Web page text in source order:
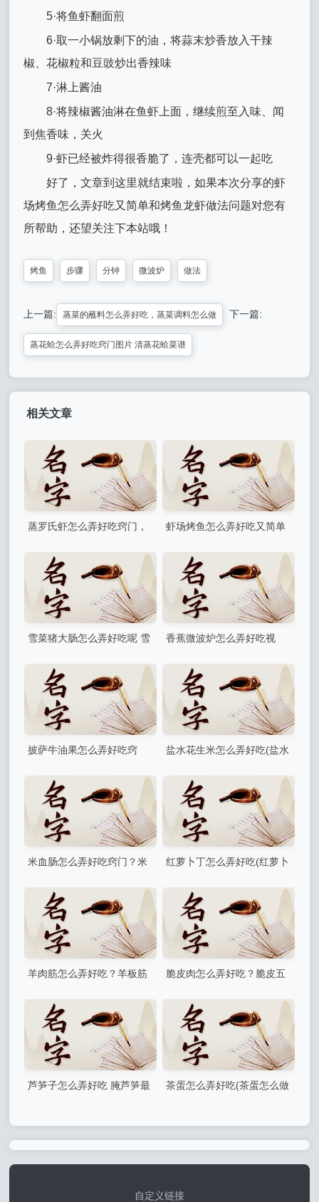
5·将鱼虾翻面煎
6·取一小锅放剩下的油，将蒜末炒香放入干辣
椒、花椒粒和豆豉炒出香辣味
7·淋上酱油
8·将辣椒酱油淋在鱼虾上面，继续煎至入味、闻
到焦香味，关火
9·虾已经被炸得很香脆了，连壳都可以一起吃
好了，文章到这里就结束啦，如果本次分享的虾
场烤鱼怎么弄好吃又简单和烤鱼龙虾做法问题对您有
所帮助，还望关注下本站哦！
烤鱼 步骤 分钟 微波炉 做法
上一篇: 蒸菜的蘸料怎么弄好吃，蒸菜调料怎么做 下一篇:
蒸花蛤怎么弄好吃窍门图片 清蒸花蛤菜谱
相关文章
蒸罗氏虾怎么弄好吃窍门，
虾场烤鱼怎么弄好吃又简单
雪菜猪大肠怎么弄好吃呢 雪
香蕉微波炉怎么弄好吃视
披萨牛油果怎么弄好吃窍
盐水花生米怎么弄好吃(盐水
米血肠怎么弄好吃窍门？米
红萝卜丁怎么弄好吃(红萝卜
羊肉筋怎么弄好吃？羊板筋
脆皮肉怎么弄好吃？脆皮五
芦笋子怎么弄好吃 腌芦笋最
茶蛋怎么弄好吃(茶蛋怎么做
自定义链接